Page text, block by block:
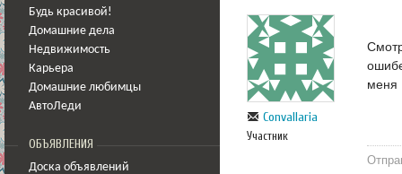
Будь красивой!
Домашние дела
Недвижимость
Карьера
Домашние любимцы
АвтоЛеди
ОБЪЯВЛЕНИЯ
Доска объявлений
Convallaria
Участник
меня